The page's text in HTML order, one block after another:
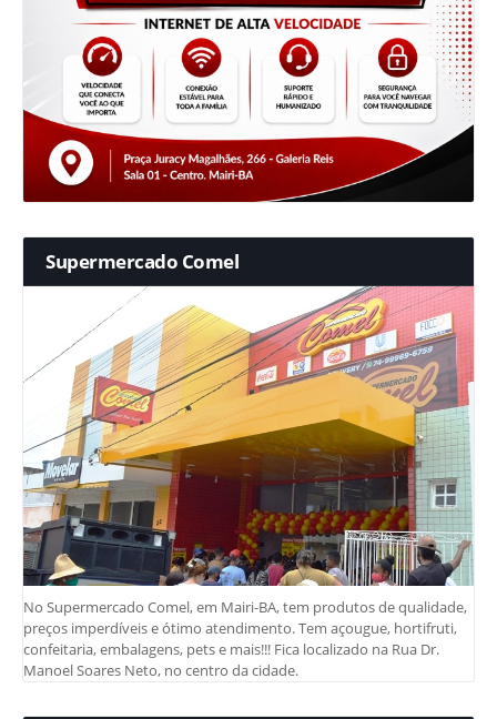
Supermercado Comel
No Supermercado Comel, em Mairi-BA, tem produtos de qualidade,
preços imperdíveis e ótimo atendimento. Tem açougue, hortifruti,
confeitaria, embalagens, pets e mais!!! Fica localizado na Rua Dr.
Manoel Soares Neto, no centro da cidade.